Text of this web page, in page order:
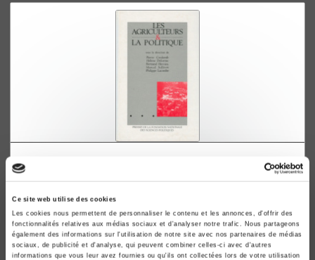
Ce site web utilise des cookies
Les cookies nous permettent de personnaliser le contenu et les annonces, d'offrir des
fonctionnalités relatives aux médias sociaux et d'analyser notre trafic. Nous partageons
également des informations sur l'utilisation de notre site avec nos partenaires de médias
sociaux, de publicité et d'analyse, qui peuvent combiner celles-ci avec d'autres
informations que vous leur avez fournies ou qu'ils ont collectées lors de votre utilisation
Les Agriculteurs et la politique
Pierre Coulomb, Hélène Delorme